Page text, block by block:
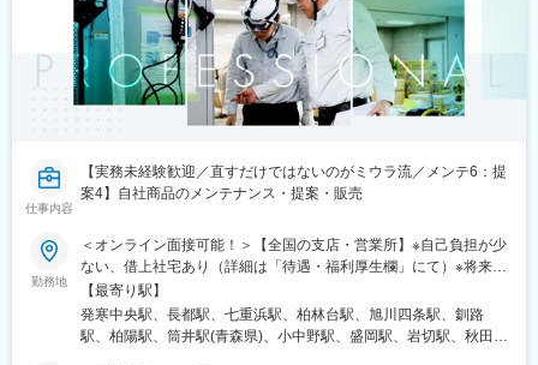
仕事内容
【実務未経験歓迎／直すだけではないのがミウラ流／メンテ6：提
案4】自社商品のメンテナンス・提案・販売
勤務地
＜オンライン面接可能！＞【全国の支店・営業所】※自己負担が少
ない、借上社宅あり（詳細は「待遇・福利厚生欄」にて）※将来的
に転居を伴う転勤（全国）はありますが、初任地はエリア単位
【北海道／東北／関東／甲信越／東海・北陸／近畿／中四国／九
州・沖縄】で可能な限り希望を考慮しています。北海道、青森
【最寄り駅】
発寒中央駅、長都駅、七重浜駅、柏林台駅、旭川四条駅、釧路
駅、柏陽駅、筒井駅(青森県)、小中野駅、盛岡駅、岩切駅、秋田